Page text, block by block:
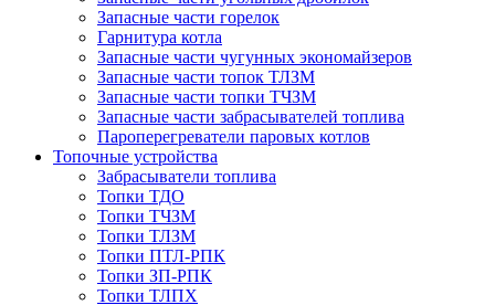
Запасные части горелок
Гарнитура котла
Запасные части чугунных экономайзеров
Запасные части топок ТЛЗМ
Запасные части топки ТЧЗМ
Запасные части забрасывателей топлива
Пароперегреватели паровых котлов
Топочные устройства
Забрасыватели топлива
Топки ТДО
Топки ТЧЗМ
Топки ТЛЗМ
Топки ПТЛ-РПК
Топки ЗП-РПК
Топки ТЛПХ